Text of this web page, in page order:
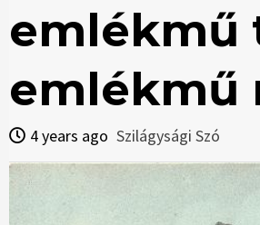
emlékmű
emlékmű
4 years ago Szilágysági Szó